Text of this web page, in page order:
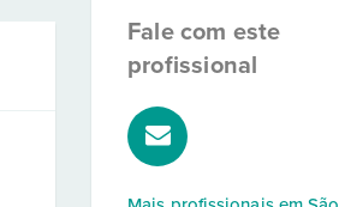
Fale com este
profissional